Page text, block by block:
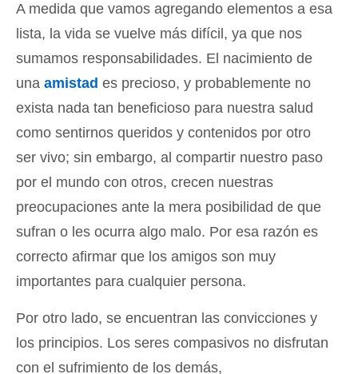
A medida que vamos agregando elementos a esa
lista, la vida se vuelve más difícil, ya que nos
sumamos responsabilidades. El nacimiento de
una amistad es precioso, y probablemente no
exista nada tan beneficioso para nuestra salud
como sentirnos queridos y contenidos por otro
ser vivo; sin embargo, al compartir nuestro paso
por el mundo con otros, crecen nuestras
preocupaciones ante la mera posibilidad de que
sufran o les ocurra algo malo. Por esa razón es
correcto afirmar que los amigos son muy
importantes para cualquier persona.
Por otro lado, se encuentran las convicciones y
los principios. Los seres compasivos no disfrutan
con el sufrimiento de los demás,